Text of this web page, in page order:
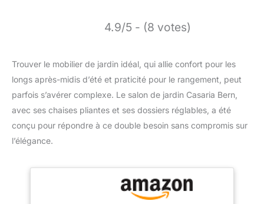
4.9/5 - (8 votes)
Trouver le mobilier de jardin idéal, qui allie confort pour les
longs après-midis d’été et praticité pour le rangement, peut
parfois s’avérer complexe. Le salon de jardin Casaria Bern,
avec ses chaises pliantes et ses dossiers réglables, a été
conçu pour répondre à ce double besoin sans compromis sur
l’élégance.